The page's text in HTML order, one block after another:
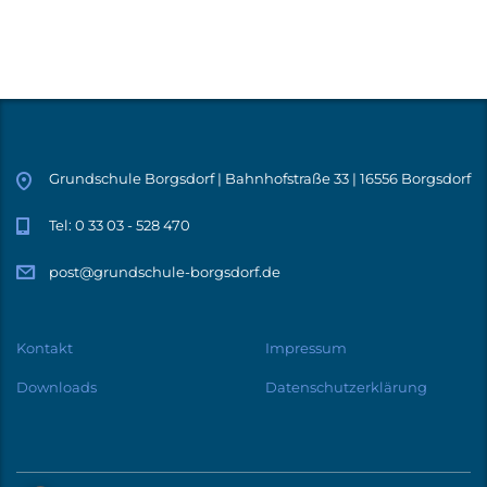
Grundschule Borgsdorf | Bahnhofstraße 33 | 16556 Borgsdorf
Tel: 0 33 03 - 528 470
post@grundschule-borgsdorf.de
Kontakt Impressum
Downloads Datenschutzerklärung